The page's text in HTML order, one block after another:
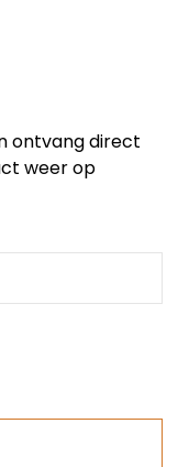
ontvang direct
weer op